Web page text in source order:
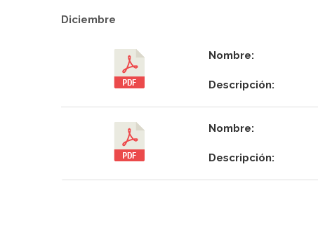
Diciembre
Nombre:
Descripción:
Nombre:
Descripción: